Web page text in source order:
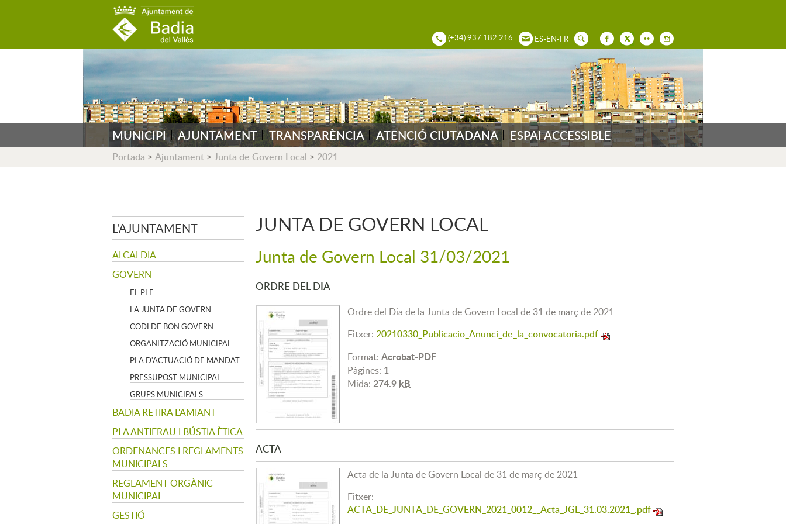
(+34) 937 182 216 ES-EN-FR
MUNICIPI AJUNTAMENT TRANSPARÈNCIA ATENCIÓ CIUTADANA ESPAI ACCESSIBLE
Portada > Ajuntament > Junta de Govern Local > 2021
L'AJUNTAMENT
ALCALDIA
GOVERN
EL PLE
LA JUNTA DE GOVERN
CODI DE BON GOVERN
ORGANITZACIÓ MUNICIPAL
PLA D'ACTUACIÓ DE MANDAT
PRESSUPOST MUNICIPAL
GRUPS MUNICIPALS
BADIA RETIRA L'AMIANT
PLA ANTIFRAU I BÚSTIA ÈTICA
ORDENANCES I REGLAMENTS
MUNICIPALS
REGLAMENT ORGÀNIC
MUNICIPAL
GESTIÓ
JUNTA DE GOVERN LOCAL
Junta de Govern Local 31/03/2021
ORDRE DEL DIA
Ordre del Dia de la Junta de Govern Local de 31 de març de 2021
Fitxer: 20210330_Publicacio_Anunci_de_la_convocatoria.pdf
Format: Acrobat-PDF
Pàgines: 1
Mida: 274.9 kB
ACTA
Acta de la Junta de Govern Local de 31 de març de 2021
Fitxer:
ACTA_DE_JUNTA_DE_GOVERN_2021_0012__Acta_JGL_31.03.2021_.pdf